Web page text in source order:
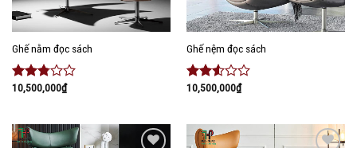
Ghế nằm đọc sách
Được
2.625
sao
10,500,000₫
Ghế nệm đọc sách
Được
2.40
5 sao
10,500,000₫